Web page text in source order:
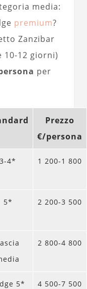
media:
premium?
Zanzibar
12 giorni)
per
Prezzo
€/persona
3-4* 1 200-1 800
5* 2 200-3 500
2 800-4 800
5* 4 500-7 500